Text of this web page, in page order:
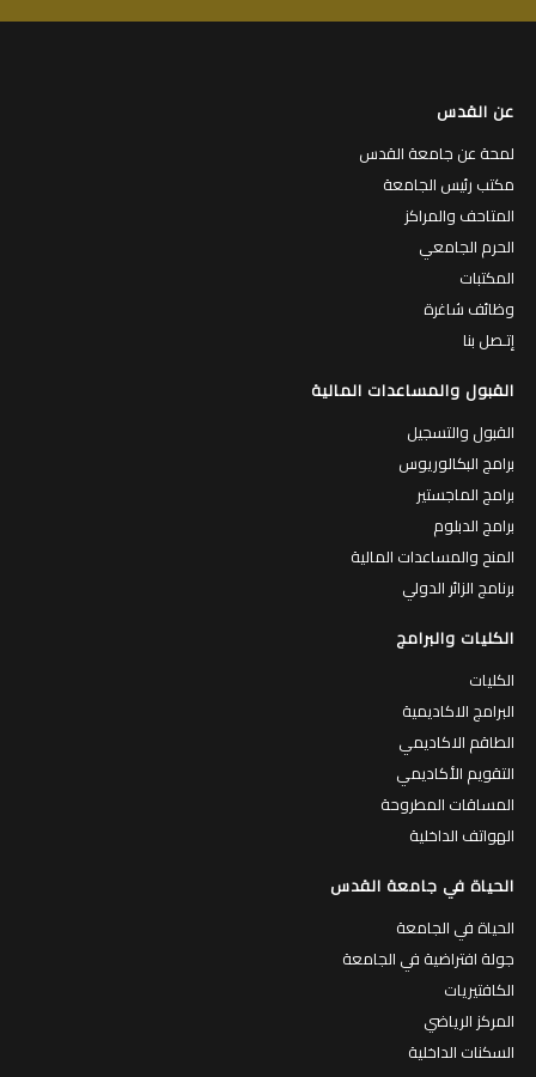
عن القدس
لمحة عن جامعة القدس
مكتب رئيس الجامعة
المتاحف والمراكز
الحرم الجامعي
المكتبات
وظائف شاغرة
إتـصل بنا
القبول والمساعدات المالية
القبول والتسجيل
برامج البكالوريوس
برامج الماجستير
برامج الدبلوم
المنح والمساعدات المالية
برنامج الزائر الدولي
الكليات والبرامج
الكليات
البرامج الاكاديمية
الطاقم الاكاديمي
التقويم الأكاديمي
المساقات المطروحة
الهواتف الداخلية
الحياة في جامعة القدس
الحياة في الجامعة
جولة افتراضية في الجامعة
الكافتيريات
المركز الرياضي
السكنات الداخلية